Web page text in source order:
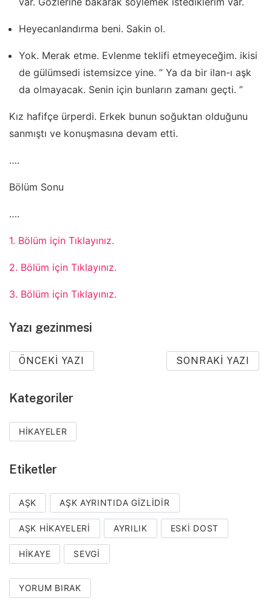
Heyecanlandırma beni. Sakin ol.
Yok. Merak etme. Evlenme teklifi etmeyeceğim. ikisi
de gülümsedi istemsizce yine. ” Ya da bir ilan-ı aşk
da olmayacak. Senin için bunların zamanı geçti. ”
Kız hafifçe ürperdi. Erkek bunun soğuktan olduğunu
sanmıştı ve konuşmasına devam etti.
….
Bölüm Sonu
….
1. Bölüm için Tıklayınız.
2. Bölüm için Tıklayınız.
3. Bölüm için Tıklayınız.
Yazı gezinmesi
ÖNCEKI YAZI SONRAKI YAZI
Kategoriler
HIKAYELER
Etiketler
AŞK AŞK AYRINTIDA GIZLIDIR
AŞK HIKAYELERI AYRILIK ESKI DOST
HIKAYE SEVGI
YORUM BIRAK